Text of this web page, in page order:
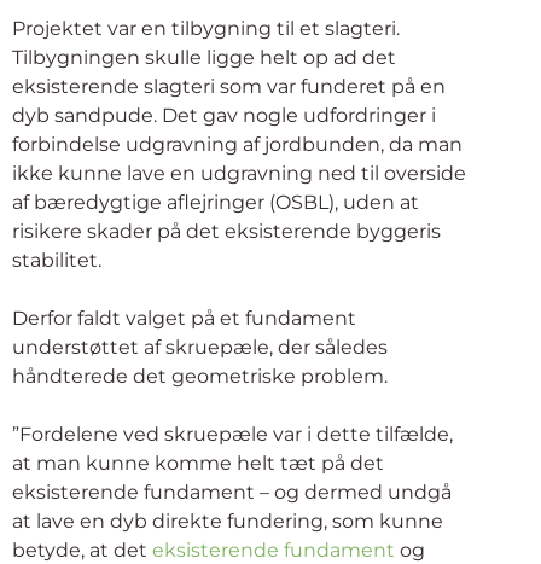
Projektet var en tilbygning til et slagteri.
Tilbygningen skulle ligge helt op ad det
eksisterende slagteri som var funderet på en
dyb sandpude. Det gav nogle udfordringer i
forbindelse udgravning af jordbunden, da man
ikke kunne lave en udgravning ned til overside
af bæredygtige aflejringer (OSBL), uden at
risikere skader på det eksisterende byggeris
stabilitet.
Derfor faldt valget på et fundament
understøttet af skruepæle, der således
håndterede det geometriske problem.
”Fordelene ved skruepæle var i dette tilfælde,
at man kunne komme helt tæt på det
eksisterende fundament – og dermed undgå
at lave en dyb direkte fundering, som kunne
betyde, at det eksisterende fundament og